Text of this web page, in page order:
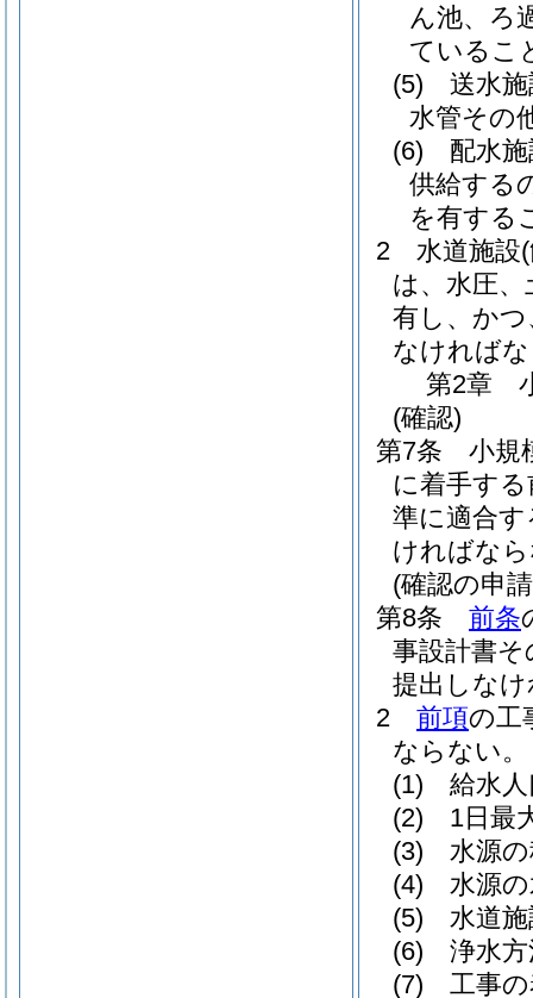
ん池、ろ
ているこ
(5)
送水
水管その
(6)
配水
供給する
を有する
2
水道施設
は、水圧
有し、か
なければ
第2章
(確認)
第7条
小規
に着手す
準に適合
ければな
(確認の申
第8条
前条
事設計書
提出しな
2
前項の工
ならない。
(1)
給水
(2)
1日最
(3)
水源
(4)
水源
(5)
水道
(6)
浄水
(7)
工事